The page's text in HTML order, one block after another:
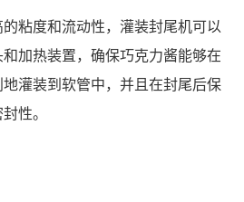
粘度和流动性，灌装封尾机可以
加热装置，确保巧克力酱能够在
灌装到软管中，并且在封尾后保
性。